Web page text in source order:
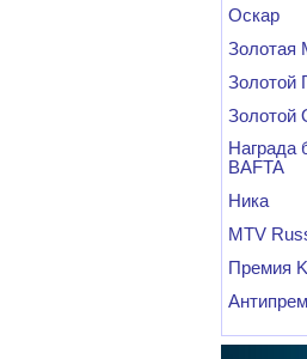
Оскар
Золотая
Золотой
Золотой
Награда
BAFTA
Ника
MTV
Премия